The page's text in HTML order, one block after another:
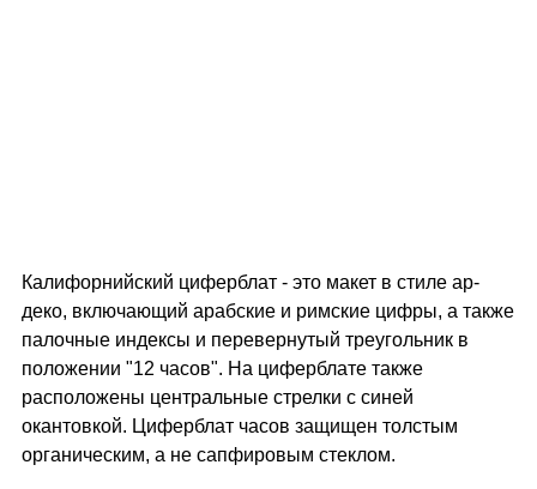
Калифорнийский циферблат - это макет в стиле ар-
деко, включающий арабские и римские цифры, а также
палочные индексы и перевернутый треугольник в
положении "12 часов". На циферблате также
расположены центральные стрелки с синей
окантовкой. Циферблат часов защищен толстым
органическим, а не сапфировым стеклом.